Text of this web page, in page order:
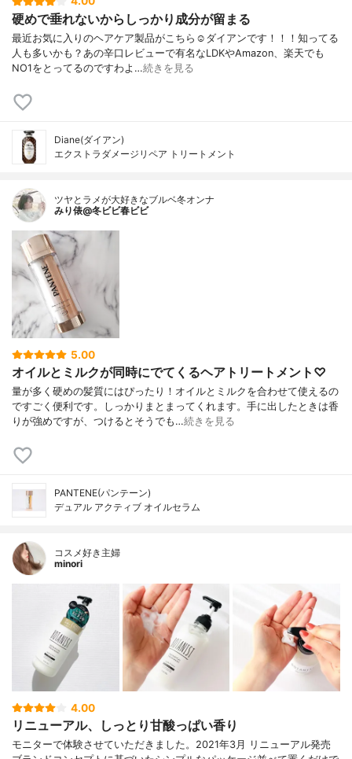
硬めで垂れないからしっかり成分が留まる
最近お気に入りのヘアケア製品がこちら☺️ダイアンです！！！知ってる
人も多いかも？あの辛口レビューで有名なLDKやAmazon、楽天でも
NO1をとってるのですわよ…続きを見る
Diane(ダイアン)
エクストラダメージリペア トリートメント
ツヤとラメが大好きなブルベ冬オンナ
みり俵@冬ビビ春ビビ
5.00
オイルとミルクが同時にでてくるヘアトリートメント♡
量が多く硬めの髪質にはぴったり！オイルとミルクを合わせて使えるの
ですごく便利です。しっかりまとまってくれます。手に出したときは香
りが強めですが、つけるとそうでも…続きを見る
PANTENE(パンテーン)
デュアル アクティブ オイルセラム
コスメ好き主婦
minori
4.00
リニューアル、しっとり甘酸っぱい香り
モニターで体験させていただきました。2021年3月 リニューアル発売